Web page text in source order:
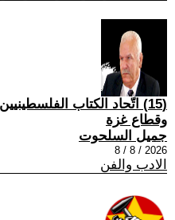
(15) اتّحاد الكتاب
وقطاع غزة
جميل السلحوت
2026 / 8 / 8
الادب والفن